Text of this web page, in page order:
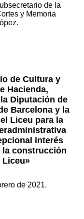
de la
y Memoria
de Cultura y
Hacienda,
Diputación de
Barcelona y la
Liceu para la
interés
la construcción
Liceu»
de 2021.